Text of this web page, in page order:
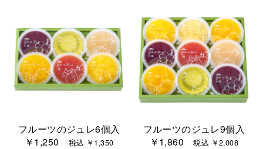
フルーツのジュレ6個入
￥1,250
税込 ￥1,350
フルーツのジュレ9個入
￥1,860税込 ￥2,008